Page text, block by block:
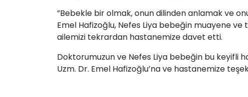
”Bebekle bir olmak, onun dilinden anlamak ve
Emel Hafizoğlu, Nefes Liya bebeğin muayene
ailemizi tekrardan hastanemize davet etti.
Doktorumuzun ve Nefes Liya bebeğin bu keyifli
Uzm. Dr. Emel Hafizoğlu’na ve hastanemize